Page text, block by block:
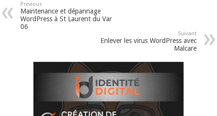
Previous
Maintenance et dépannage
WordPress à St Laurent du Var
06
Suivant
Enlever les virus WordPress avec
Malcare